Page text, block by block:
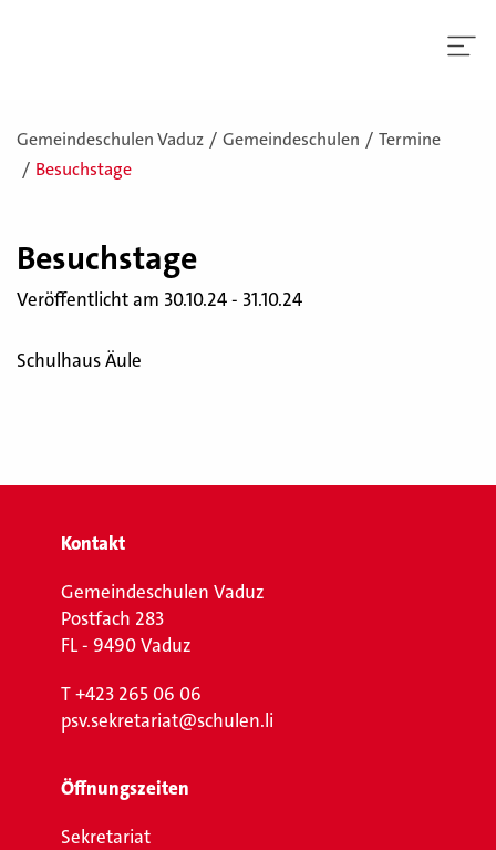
Gemeindeschulen Vaduz Gemeindeschulen
Termine
Besuchstage
Be­suchs­ta­ge
Veröffentlicht am 30.10.24 - 31.10.24
Schulhaus Äule
Kontakt
Gemeindeschulen Vaduz
Postfach 283
FL - 9490 Vaduz
T+423 265 06 06
psv.sekretariat@schulen.li
Öffnungszeiten
Sekretariat